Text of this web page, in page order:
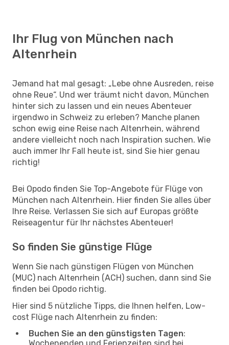
Ihr Flug von München nach
Altenrhein
Jemand hat mal gesagt: „Lebe ohne Ausreden, reise
ohne Reue“. Und wer träumt nicht davon, München
hinter sich zu lassen und ein neues Abenteuer
irgendwo in Schweiz zu erleben? Manche planen
schon ewig eine Reise nach Altenrhein, während
andere vielleicht noch nach Inspiration suchen. Wie
auch immer Ihr Fall heute ist, sind Sie hier genau
richtig!
Bei Opodo finden Sie Top-Angebote für Flüge von
München nach Altenrhein. Hier finden Sie alles über
Ihre Reise. Verlassen Sie sich auf Europas größte
Reiseagentur für Ihr nächstes Abenteuer!
So finden Sie günstige Flüge
Wenn Sie nach günstigen Flügen von München
(MUC) nach Altenrhein (ACH) suchen, dann sind Sie
finden bei Opodo richtig.
Hier sind 5 nützliche Tipps, die Ihnen helfen, Low-
cost Flüge nach Altenrhein zu finden:
Buchen Sie an den günstigsten Tagen: